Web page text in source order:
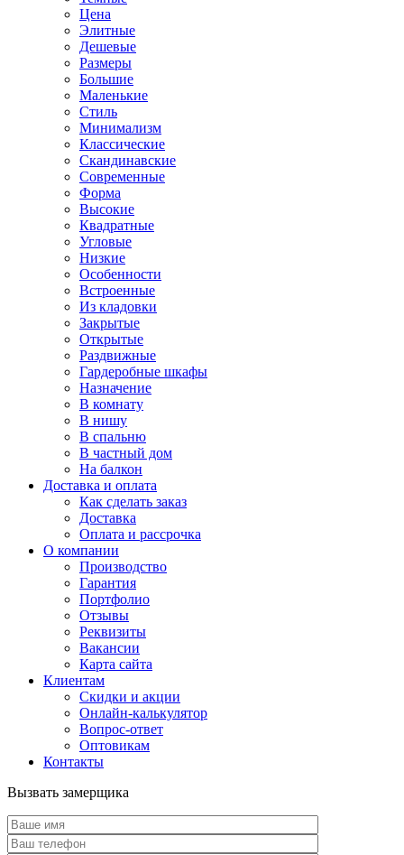
Цена
Элитные
Дешевые
Размеры
Большие
Маленькие
Стиль
Минимализм
Классические
Скандинавские
Современные
Форма
Высокие
Квадратные
Угловые
Низкие
Особенности
Встроенные
Из кладовки
Закрытые
Открытые
Раздвижные
Гардеробные шкафы
Назначение
В комнату
В нишу
В спальню
В частный дом
На балкон
Доставка и оплата
Как сделать заказ
Доставка
Оплата и рассрочка
О компании
Производство
Гарантия
Портфолио
Отзывы
Реквизиты
Вакансии
Карта сайта
Клиентам
Скидки и акции
Онлайн-калькулятор
Вопрос-ответ
Оптовикам
Контакты
Вызвать замерщика